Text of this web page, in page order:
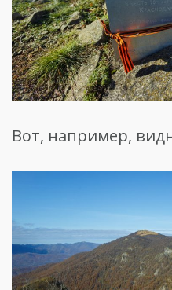
Вот, например,